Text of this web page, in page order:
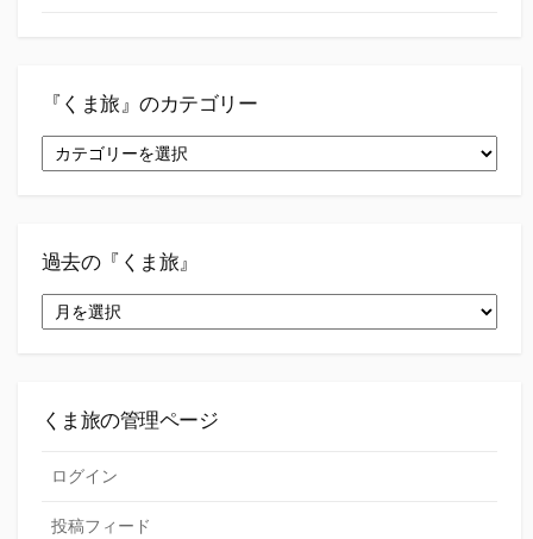
『くま旅』のカテゴリー
『く
ま
テ
ー
過去の『くま旅』
去
旅』
くま旅の管理ページ
ログイン
投稿フィード